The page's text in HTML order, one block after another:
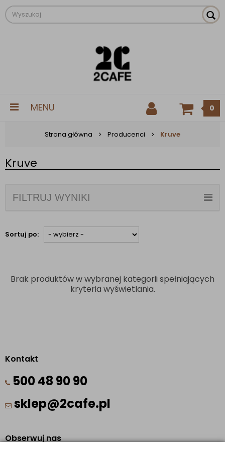
MENU 0
Strona główna Producenci Kruve
Kruve
FILTRUJ WYNIKI
Sortuj po:
Brak produktów w wybranej kategorii spełniających
kryteria wyświetlania.
Kontakt
500 48 90 90
sklep@2cafe.pl
Obserwuj nas